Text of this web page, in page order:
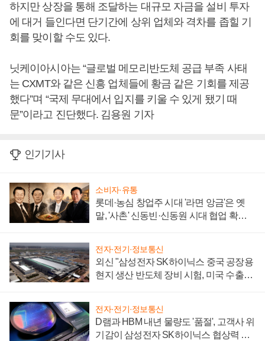
하지만 상장을 통해 조달하는 대규모 자금을 설비 투자
에 대거 들인다면 단기간에 상위 업체와 격차를 좁힐 기
회를 맞이할 수도 있다.
닛케이아시아는 “글로벌 메모리반도체 공급 부족 사태
는 CXMT와 같은 신흥 업체들에 황금 같은 기회를 제공
했다”며 “국제 무대에서 입지를 키울 수 있게 됐기 때
문”이라고 진단했다. 김용원 기자
인기기사
소비자·유통
롯데·농심 창업주 시대 '라면 앙금'은 옛
말, '사촌' 신동빈·신동원 시대 협업 확대
전자·전기·정보통신
외신 "삼성전자 SK하이닉스 중국 공장용
현지 생산 반도체 장비 시험, 미국 수출통
전자·전기·정보통신
D램과 HBM 내년 물량도 '품절', 고객사 위
기감이 삼성전자 SK하이닉스 협상력 더